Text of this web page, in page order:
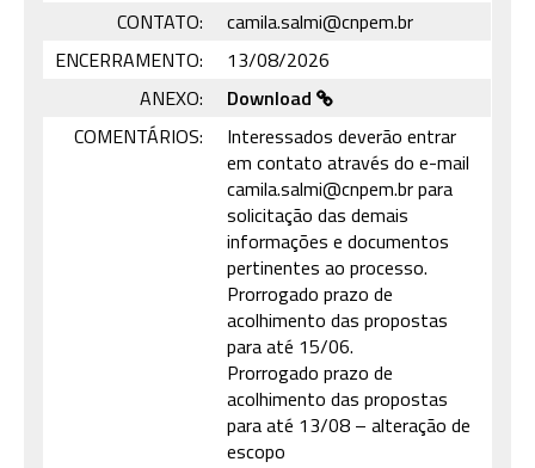
CONTATO:
camila.salmi@cnpem.br
ENCERRAMENTO:
13/08/2026
ANEXO:
Download
COMENTÁRIOS:
Interessados deverão entrar
em contato através do e-mail
camila.salmi@cnpem.br para
solicitação das demais
informações e documentos
pertinentes ao processo.
Prorrogado prazo de
acolhimento das propostas
para até 15/06.
Prorrogado prazo de
acolhimento das propostas
para até 13/08 – alteração de
escopo